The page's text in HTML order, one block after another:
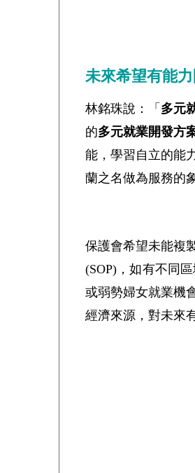
未來希望有能
林銘珠說：「 多元
的多元就業開發方
能，學習自立的能
蘭之名做為服務的
保護會希望未能複
(SOP)，如有不同
或弱勢婦女就業機
經濟來源，對未來